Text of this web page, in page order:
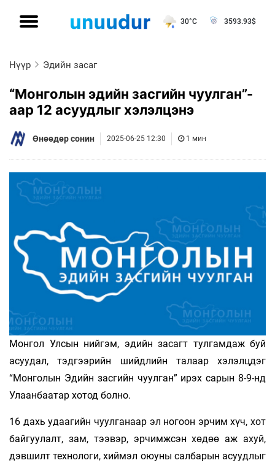
30°C 3593.93$
Нүүр Эдийн засаг
“Монголын эдийн засгийн чуулган”-
аар 12 асуудлыг хэлэлцэнэ
Өнөөдөр сонин 2025-06-25 12:30 1 мин
Монгол Улсын нийгэм, эдийн засагт тулгамдаж буй
асуудал, тэдгээрийн шийдлийн талаар хэлэлцдэг
“Монголын Эдийн засгийн чуулган” ирэх сарын 8-9-нд
Улаанбаатар хотод болно.
16 дахь удаагийн чуулганаар эл ногоон эрчим хүч, хот
байгуулалт, зам, тээвэр, эрчимжсэн хөдөө аж ахуй,
дэвшилт технологи, хиймэл оюуны салбарын асуудлыг